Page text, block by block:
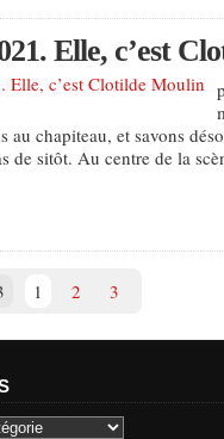
Elle, c’est
au chapiteau, et savons
de sitôt. Au centre de la
1 2 3